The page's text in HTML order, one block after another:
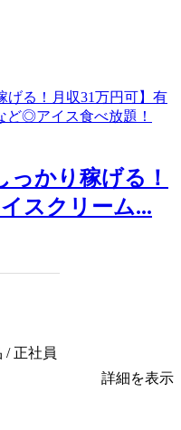
っかり稼げる！
スクリーム...
/ 正社員
詳細を表示